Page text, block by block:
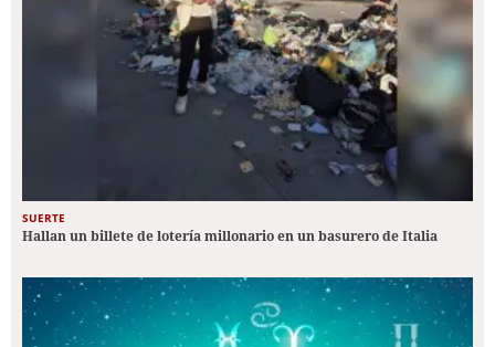
SUERTE
Hallan un billete de lotería millonario en un basurero de Italia